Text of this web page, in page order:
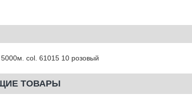
col. 61015 10 розовый
ТОВАРЫ